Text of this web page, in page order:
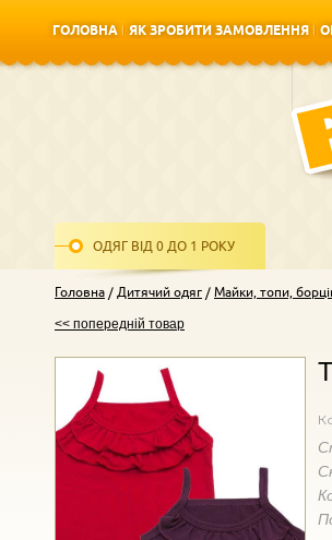
ГОЛОВНА
ЯК ЗРОБИТИ ЗАМОВЛЕННЯ
ОДЯГ ВІД 0 ДО 1 РОКУ
Головна Дитячий одяг Майки, топи,
<< попередній товар